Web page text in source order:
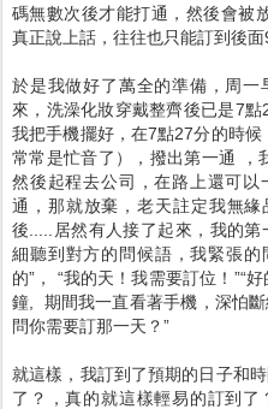
碼無數次後才能打通，然後會被
真正說上話，往往也只能訂到後面
於是我做好了萬全的準備，周
來，洗澡化妝穿戴整齊後已是7
我把手機擺好，在7點27分的時
常常是忙音了），撥出第一通 ，
然後起程去公司，在路上還可
通，那就放棄，老天註定我無
後.....居然有人接了起來，我的
細聽到對方的問候語，我緊張的
的”， “我的天！我需要訂位！”“
鐘, 期間我一直看著手機，深怕
問你需要訂那一天？”
就這樣，我訂到了預期的日子和
了？，真的就這樣輕易的訂到